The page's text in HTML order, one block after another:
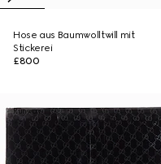
Hose aus Baumwolltwill mit
Stickerei
£800
Runway